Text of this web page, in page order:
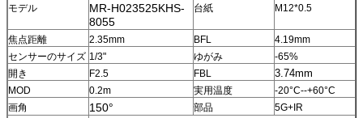
モデル
MR-H023525KHS-
8055
台紙 M12*0.5
焦点距離 2.35mm BFL
4.19mm
センサーのサイズ 1/3" ゆがみ
-65%
開き
F2.5 FBL 3.74mm
MOD 0.2m 実用温度
-20°C--+60°C
画角
150° 部品
5G+IR